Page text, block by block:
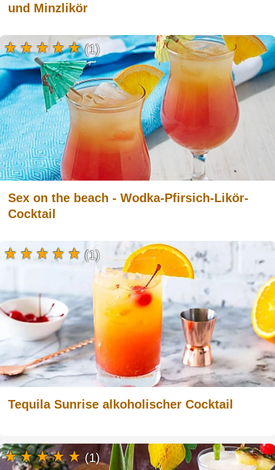
und Minzlikör
Sex on the beach - Wodka-Pfirsich-Likör-
Cocktail
(1)
Tequila Sunrise alkoholischer Cocktail
(1)
(1)